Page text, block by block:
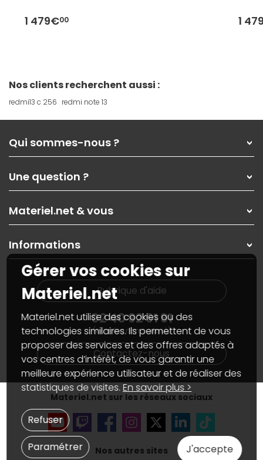
1 479€00 1
Nos clients recherchent aussi :
redmi13 c 256 redmi note 13
Qui sommes-nous ?
Nos services
Les magasins Materiel.net
Nos solutions pour les pros
Contactez-nous
Une question ?
Paiement, livraison
Garanties,Pack Zen
SAV, demander un retour
Informations
Guides d'achats et tutoriels
Materiel.net & vous
On rachète votre carte graphique
PC sur mesure : Votre RDV personnalisé
Notre démarche écologique
Materiel.net recrute
Notre programme d'affiliation
Partenariat & Sponsoring
Informations
Plan du site
Nos marques
Conditions générales de vente
Informations légales
Données personnellesetcookies
Gérer vos cookies
Accessibilité : non conforme
Rubrique d'aide
02 40 92 91 91
(numéro non surtaxé)
Contactez-nous
Materiel.net sur les réseaux sociaux
Nos autres sites
Gérer vos cookies sur
Materiel.net
Materiel.net utilise des cookies ou des
technologies similaires. Ils permettent de vous
proposer des services et des offres adaptés à
vos centres d’intérêt, de vous garantir une
meilleure expérience utilisateur et de réaliser des
statistiques de visites.En savoir plus >
J'accepte
Paramétrer
Refuser